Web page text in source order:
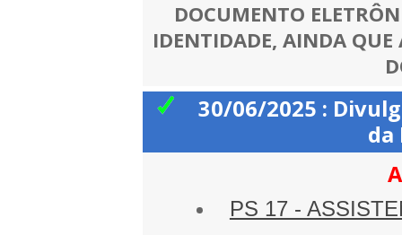
DOCUMENTO
IDENTIDADE, AINDA
30/06/2025 :
da
PS 17 -